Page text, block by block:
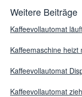
Weitere Beiträge
Kaffeevollautomat
Kaffeemaschine heizt
Kaffeevollautomat
Kaffeevollautomat